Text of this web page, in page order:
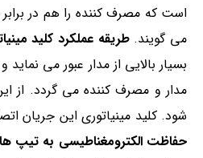
است که مصرف کننده را هم در
می گویند.طریقه عملکرد کلید
بسیار بالایی از مدار عبور می
مدار و مصرف کننده می گردد. از
شود. کلید مینیاتوری این جریان
حفاظت الکترومغناطیسی به تیپ